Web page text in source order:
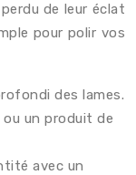
de leur éclat
pour polir vos
des lames.
ou un produit de
avec un